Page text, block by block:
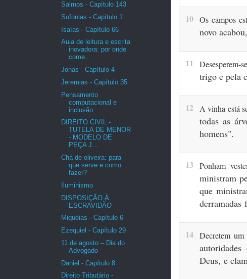
10 Os campos
novo acabou,
11 Desesperem-
trigo e pela
12 A vinha está
todas as
homens".
13 Ponham
ministram
que
derramadas
14 Decretem
autoridades
Deus, e
Salmos - Capítulo 143
Sofonias - Capítulo 1
Isaías - Capítulo 66
Aula de leitura e escrita
inovadora: por onde
come...
Jonas - Capítulo 4
Jeremias - Capítulo 35
Pensamento
computacional e
inclusão
DIREITO CIVIL -
TUTELA DE MENOR
- MODELO DE
PEÇA J...
Chá de oliveira: para
que serve e como
fazer?
Iluminismo
DISPOSIÇÃO À
ESCRAVIDÃO
Miquéias - Capítulo 6
Ezequiel - Capítulo 29
11 de agosto – Dia do
Advogado
Daniel - Capítulo 8
Direito Tributário -